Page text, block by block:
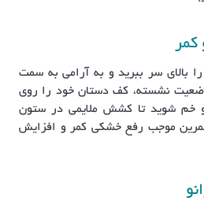
بالای سر ببرید و به آرامی به سمت
نشسته، کف دستان خود را روی
خم شوید تا کشش ملایمی در ستون
موجب رفع خشکی کمر و افزایش